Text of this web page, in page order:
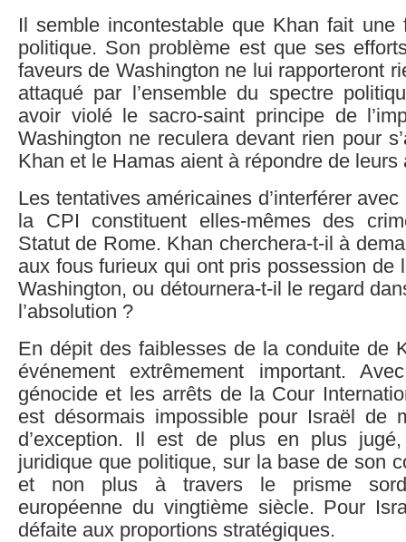
Il semble incontestable que Khan fait
politique. Son problème est que ses
faveurs de Washington ne lui rapporteront
attaqué par l’ensemble du spectre
avoir violé le sacro-saint principe de
Washington ne reculera devant rien pour
Khan et le Hamas aient à répondre de leurs
Les tentatives américaines d’interférer
la CPI constituent elles-mêmes des
Statut de Rome. Khan cherchera-t-il à
aux fous furieux qui ont pris possession de
Washington, ou détournera-t-il le regard
l’absolution ?
En dépit des faiblesses de la conduite de
événement extrêmement important.
génocide et les arrêts de la Cour
est désormais impossible pour Israël de
d’exception. Il est de plus en plus
juridique que politique, sur la base de son
et non plus à travers le prisme
européenne du vingtième siècle. Pour
défaite aux proportions stratégiques.